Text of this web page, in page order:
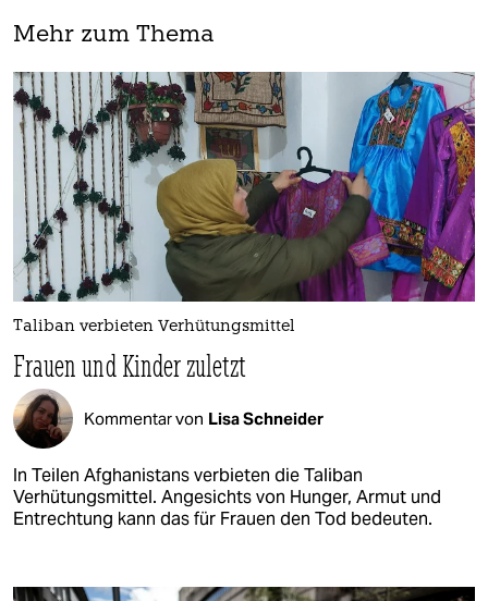
Mehr zum Thema
Taliban verbieten Verhütungsmittel
Frauen und Kinder zuletzt
Kommentar von Lisa Schneider
In Teilen Afghanistans verbieten die Taliban
Verhütungsmittel. Angesichts von Hunger, Armut und
Entrechtung kann das für Frauen den Tod bedeuten.